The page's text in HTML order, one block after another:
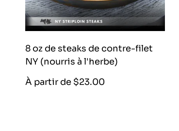
8 oz de steaks de contre-filet
NY (nourris à l'herbe)
Prix
À partir de $23.00